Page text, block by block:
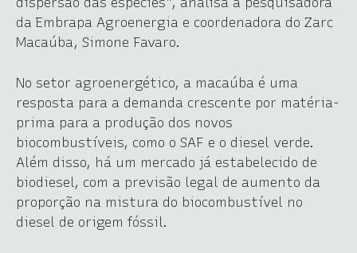
da Embrapa Agroenergia e coordenadora do Zarc
Macaúba, Simone Favaro.
No setor agroenergético, a macaúba é uma
resposta para a demanda crescente por matéria-
prima para a produção dos novos
biocombustíveis, como o SAF e o diesel verde.
Além disso, há um mercado já estabelecido de
biodiesel, com a previsão legal de aumento da
proporção na mistura do biocombustível no
diesel de origem fóssil.